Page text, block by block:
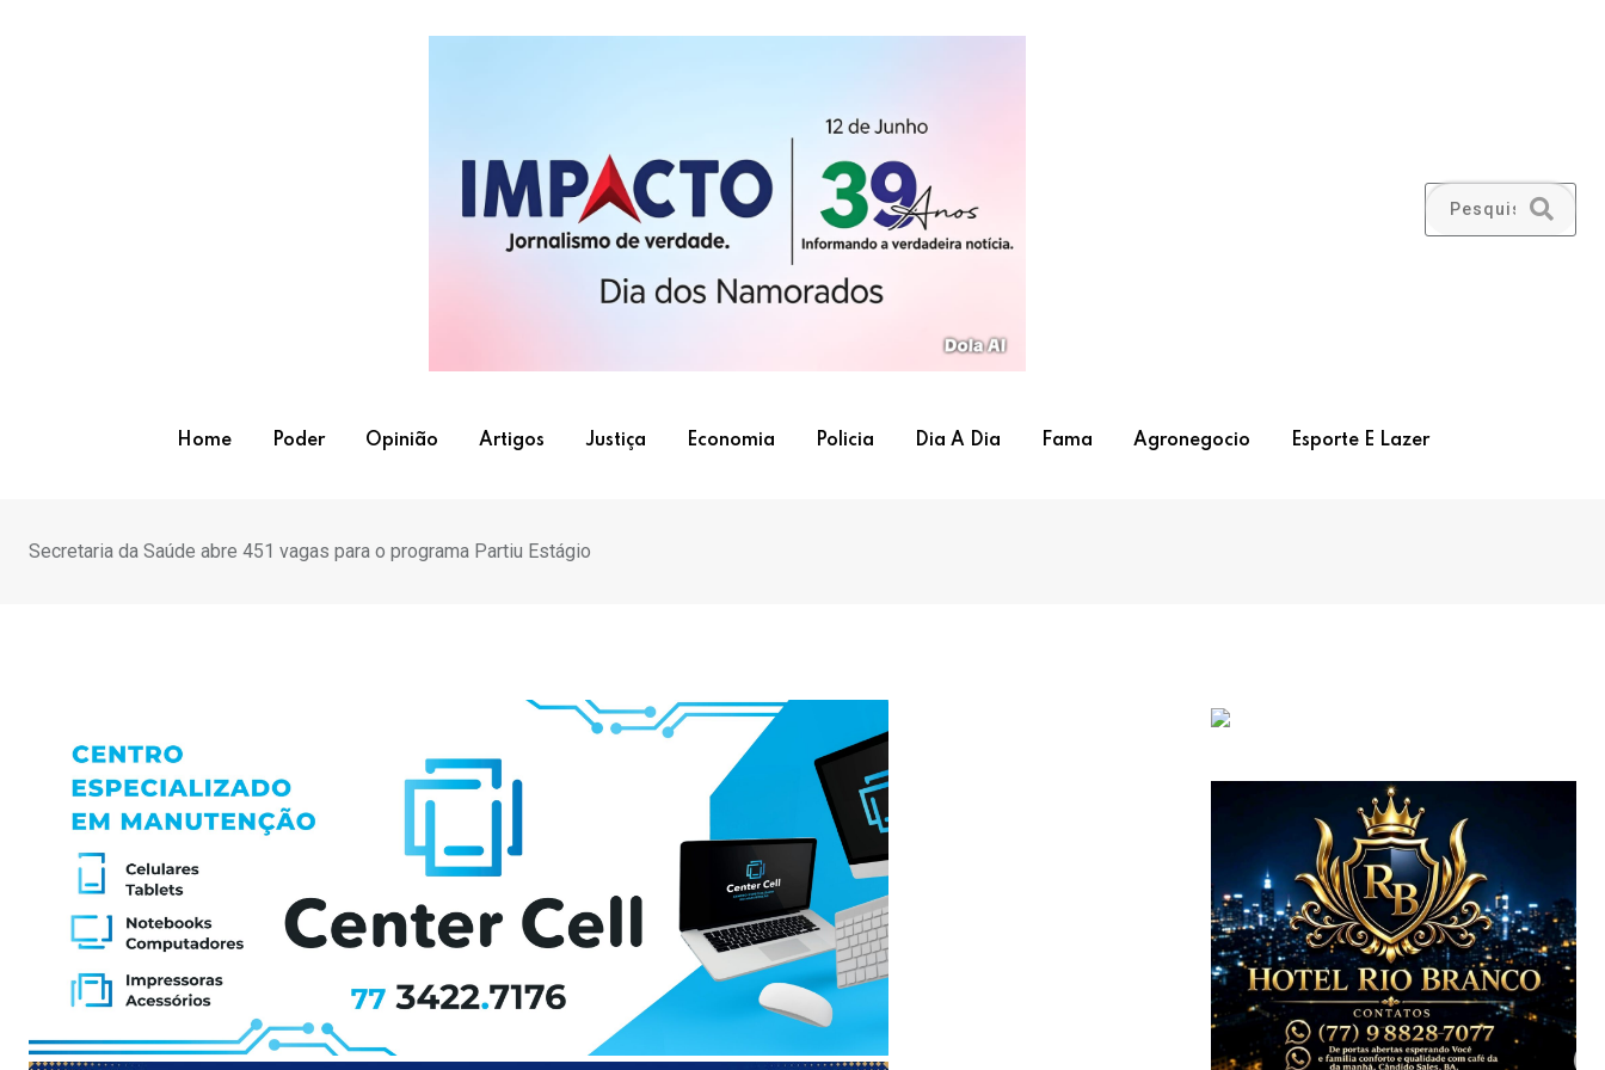
Home Poder Opinião Artigos Justiça Economia Policia Dia A Dia Fama Agronegocio Esporte E Lazer
Secretaria da Saúde abre 451 vagas para o programa Partiu Estágio